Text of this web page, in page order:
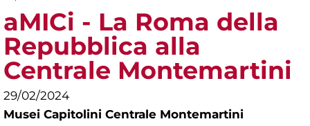
aMICi - La Roma della
Repubblica alla
Centrale Montemartini
29/02/2024
Musei Capitolini Centrale Montemartini